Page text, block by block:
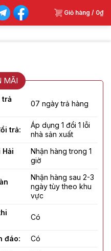
Giỏ hàng / 0₫
MÃI
trả
07 ngày trả hàng
trả:
Áp dụng 1 đổi 1 lỗi
nhà sản xuất
Hải
Nhận hàng trong 1
giờ
Nhận hàng sau 2-3
ngày tùy theo khu
vực
Có
đáo:
Có